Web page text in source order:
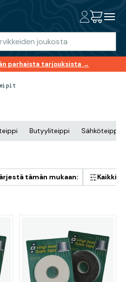
parhaista tarjouksista →
Butyyliteippi Sähköteippi
tämän mukaan: Kaikki